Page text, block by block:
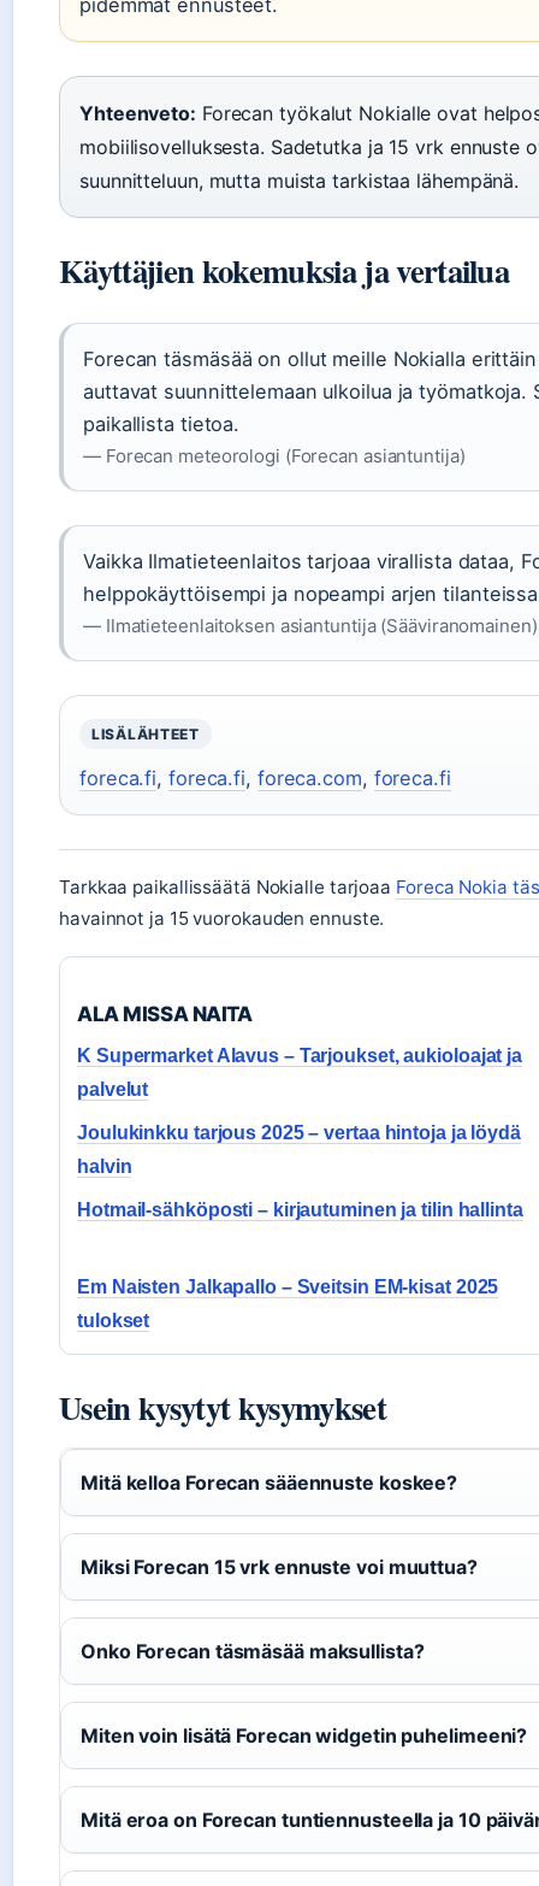
pidemmät ennusteet.
Yhteenveto: Forecan työkalut Nokialle ovat
mobiilisovelluksesta. Sadetutka ja 15 vrk ennuste
suunnitteluun, mutta muista tarkistaa lähempänä.
Käyttäjien kokemuksia ja vertailua
Forecan täsmäsää on ollut meille Nokialla
auttavat suunnittelemaan ulkoilua ja
paikallista tietoa.
— Forecan meteorologi (Forecan asiantuntija)
Vaikka Ilmatieteenlaitos tarjoaa virallista dataa,
helppokäyttöisempi ja nopeampi arjen
— Ilmatieteenlaitoksen asiantuntija (Sääviranomainen)
LISÄLÄHTEET
foreca.fi, foreca.fi, foreca.com, foreca.fi
Tarkkaa paikallissäätä Nokialle tarjoaa Foreca Nokia
havainnot ja 15 vuorokauden ennuste.
ALA MISSA NAITA
K Supermarket Alavus – Tarjoukset, aukioloajat ja
palvelut
Joulukinkku tarjous 2025 – vertaa hintoja ja löydä
halvin
Hotmail-sähköposti – kirjautuminen ja tilin hallinta
Em Naisten Jalkapallo – Sveitsin EM-kisat 2025
tulokset
Usein kysytyt kysymykset
Mitä kelloa Forecan sääennuste koskee?
Miksi Forecan 15 vrk ennuste voi muuttua?
Onko Forecan täsmäsää maksullista?
Miten voin lisätä Forecan widgetin puhelimeeni?
Mitä eroa on Forecan tuntiennusteella ja 10